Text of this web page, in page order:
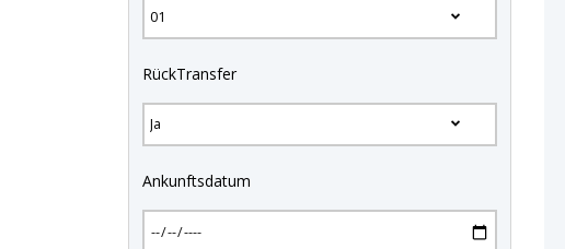
RückTransfer
Ankunftsdatum